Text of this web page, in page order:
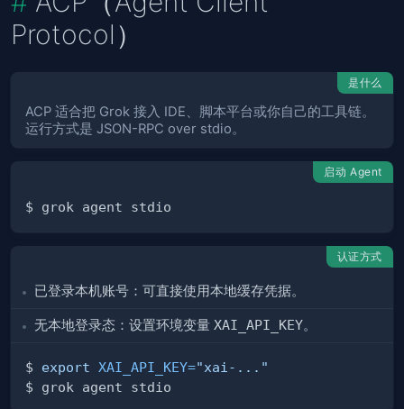
Protocol）
是什么
ACP 适合把 Grok 接入 IDE、脚本平台或你自己的工具链。
运行方式是 JSON-RPC over stdio。
启动 Agent
认证方式
已登录本机账号：可直接使用本地缓存凭据。
无本地登录态：设置环境变量 XAI_API_KEY。
$ export XAI_API_KEY="xai-..."